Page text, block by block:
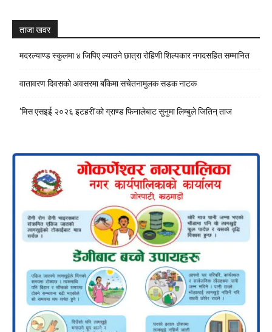
ताजा खवर
मदरल्याण्ड स्कुलमा ४ जिपिए ल्याउने छात्रा रोहिणी शिल्पकार नगदसहित सम्मानित
वातावरण दिवसको अवसरमा बाँकेमा सचेतनामुलक सडक नाटक
‘मिस एसइई २०२६ इटहरी’को ग्राण्ड फिनालेबाट सुनुमा लिम्बुले जितिन् ताज